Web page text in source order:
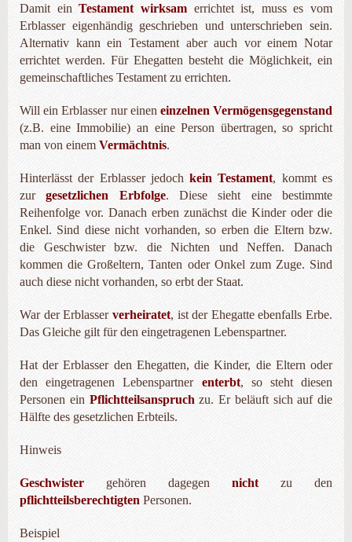
Damit einTestament wirksamerrichtet ist, muss es vom
Erblasser eigenhändig geschrieben und unterschrieben sein.
Alternativ kann ein Testament aber auch vor einem Notar
errichtet werden. Für Ehegatten besteht die Möglichkeit, ein
gemeinschaftliches Testament zu errichten.
Will ein Erblasser nur einen einzelnen Vermögensgegen­stand
(z.B. eine Immobilie) an eine Person übertragen, so spricht
man von einem Vermächtnis.
Hinterlässt der Erblasser jedochkein Testament, kommt es
zurgesetzlichen Erbfolge. Diese sieht eine bestimmte
Reihenfolge vor. Danach erben zunächst die Kinder oder die
Enkel. Sind diese nicht vorhanden, so erben die Eltern bzw.
die Geschwister bzw. die Nichten und Neffen. Danach
kommen die Großeltern, Tanten oder Onkel zum Zuge. Sind
auch diese nicht vorhanden, so erbt der Staat.
War der Erblasser verheiratet, ist der Ehegatte ebenfalls Erbe.
Das Gleiche gilt für den eingetragenen Lebenspartner.
Hat der Erblasser den Ehegatten, die Kinder, die Eltern oder
den eingetragenen Lebenspartner enterbt, so steht diesen
Personen ein Pflichtteilsanspruch zu. Er beläuft sich auf die
Hälfte des gesetzlichen Erbteils.
Hinweis
Geschwister gehören dagegen nicht zu den
pflichtteilsberechtigten Personen.
Beispiel